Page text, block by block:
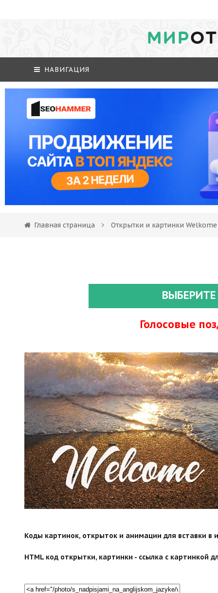
МИР
НАВИГАЦИЯ
Главная страница Открытки и картинки Welkome
Голосовые
search">
Коды картинок, открыток и анимации для вставки в
HTML код открытки, картинки - ссылка с картинкой